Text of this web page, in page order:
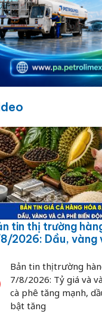
tin thị trường
2026: Dầu, vàng
Bản tin thị trường
7/8/2026: Tỷ giá và
cà phê tăng mạnh,
bật tăng